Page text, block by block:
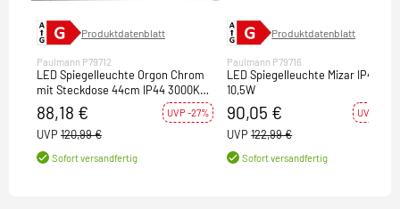
Produktdatenblatt
Paulmann P79712
LED Spiegelleuchte Orgon Chrom
mit Steckdose 44cm IP44 3000K
7,5W 570lm 230V
88,18 € UVP -27%
UVP 120,99 €
Sofort versandfertig
Produktdatenblatt
Paulmann P79716
LED Spiegelleuchte Mizar IP44
10,5W
90,05 € UVP -27%
UVP 122,99 €
Sofort versandfertig